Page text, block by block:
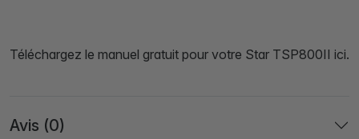
Téléchargez le manuel gratuit pour votre Star TSP800II ici.
Avis (0)